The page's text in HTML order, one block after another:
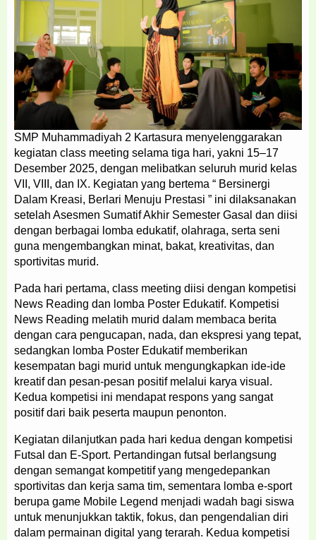
SMP Muhammadiyah 2 Kartasura menyelenggarakan
kegiatan class meeting selama tiga hari, yakni 15–17
Desember 2025, dengan melibatkan seluruh murid kelas
VII, VIII, dan IX. Kegiatan yang bertema “ Bersinergi
Dalam Kreasi, Berlari Menuju Prestasi ” ini dilaksanakan
setelah Asesmen Sumatif Akhir Semester Gasal dan diisi
dengan berbagai lomba edukatif, olahraga, serta seni
guna mengembangkan minat, bakat, kreativitas, dan
sportivitas murid.
Pada hari pertama, class meeting diisi dengan kompetisi
News Reading dan lomba Poster Edukatif. Kompetisi
News Reading melatih murid dalam membaca berita
dengan cara pengucapan, nada, dan ekspresi yang tepat,
sedangkan lomba Poster Edukatif memberikan
kesempatan bagi murid untuk mengungkapkan ide-ide
kreatif dan pesan-pesan positif melalui karya visual.
Kedua kompetisi ini mendapat respons yang sangat
positif dari baik peserta maupun penonton.
Kegiatan dilanjutkan pada hari kedua dengan kompetisi
Futsal dan E-Sport. Pertandingan futsal berlangsung
dengan semangat kompetitif yang mengedepankan
sportivitas dan kerja sama tim, sementara lomba e-sport
berupa game Mobile Legend menjadi wadah bagi siswa
untuk menunjukkan taktik, fokus, dan pengendalian diri
dalam permainan digital yang terarah. Kedua kompetisi